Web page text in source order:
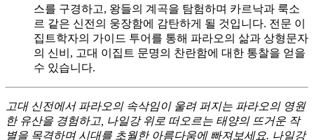
스를 구경하고, 왕들의 계곡을 탐험하며 카르낙과 룩소
르 같은 신전의 웅장함에 감탄하게 될 것입니다. 전문 이
집트학자의 가이드 투어를 통해 파라오의 삶과 상형문자
의 신비, 고대 이집트 문명의 찬란함에 대한 통찰을 얻을
수 있습니다.
고대 신전에서 파라오의 속삭임이 울려 퍼지는 파라오의 영원
한 유산을 경험하고, 나일강 위로 떠오르는 태양의 뜨거운 작
별을 목격하며 시대를 초월한 아름다움에 빠져보세요. 나일강